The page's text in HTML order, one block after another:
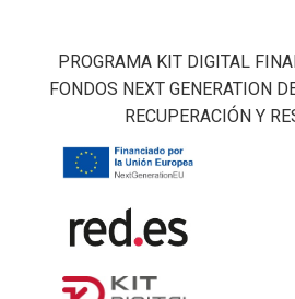
PROGRAMA KIT DIGITAL
FONDOS NEXT GENERATION
RECUPERACIÓN Y